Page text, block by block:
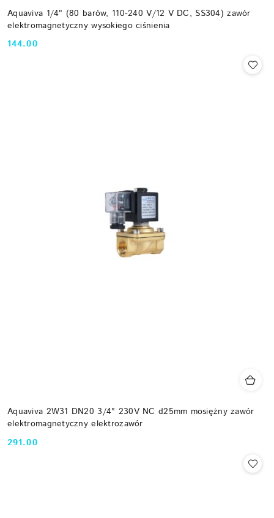
Aquaviva 1/4" (80 barów, 110-240 V/12 V DC, SS304) zawór
elektromagnetyczny wysokiego ciśnienia
Cena:
144.00
Aquaviva 2W31 DN20 3/4" 230V NC d25mm mosiężny zawór
elektromagnetyczny elektrozawór
Cena:
291.00